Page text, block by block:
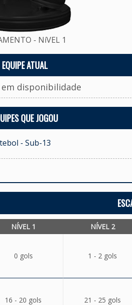
- NíVEL 1
EQUIPE ATUAL
disponibilidade
QUE JOGOU
- Sub-13
NÍVEL 1 NÍVEL 2
0 gols 1 - 2 gols
16 - 20 gols 21 - 25 gols